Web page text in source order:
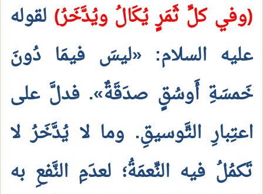
(وفي كلِّ ثَمَرٍ يُكَالُ ويُدَّخَرُ) لقوله
عليه السلام: «ليسَ فيمَا دُونَ
خَمسَةِ أَوسُقٍ صدَقَةٌ». فدلَّ على
اعتِبارِ التَّوسيقِ. وما لا يُدَّخَرُ لا
تَكمُلُ فيه النِّعمَةُ؛ لعدَمِ النَّفعِ به